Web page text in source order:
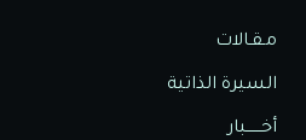
مـقـالات
السيرة الذاتية
أخــــــبار